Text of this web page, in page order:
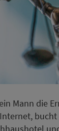
Mann die